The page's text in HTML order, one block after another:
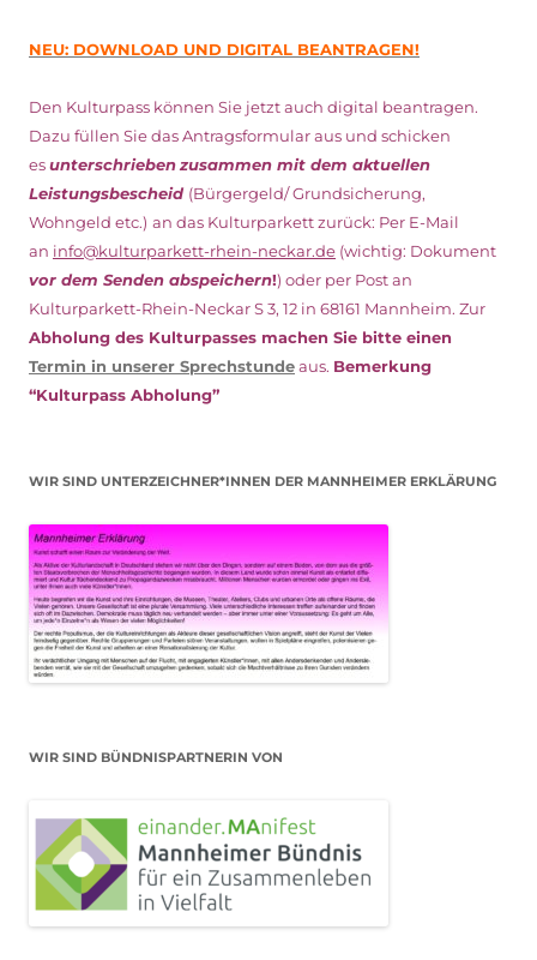
NEU: DOWNLOAD UND DIGITAL BEANTRAGEN!
Den Kulturpass können Sie jetzt auch digital beantragen.
Dazu füllen Sie das Antragsformular aus und schicken
esunterschriebenzusammen mit dem aktuellen
Leistungsbescheid (Bürgergeld/ Grundsicherung,
Wohngeld etc.) an das Kulturparkett zurück: Per E-Mail
an info@kulturparkett-rhein-neckar.de (wichtig: Dokument
vor dem Senden abspeichern!) oder per Post an
Kulturparkett-Rhein-Neckar S 3, 12 in 68161 Mannheim. Zur
Abholung des Kulturpasses machen Sie bitte einen
Termin in unserer Sprechstundeaus. Bemerkung
“Kulturpass Abholung”
WIR SIND UNTERZEICHNER*INNEN DER MANNHEIMER ERKLÄRUNG
WIR SIND BÜNDNISPARTNERIN VON